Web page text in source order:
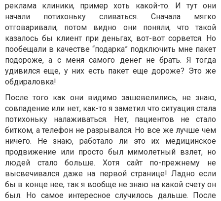
реклама клиники, пример хоть какой-то. И тут они
начали потихоньку сливаться. Сначала мягко
отговаривали, потом видно они поняли, что такой
казалось бы клиент при деньгах, вот-вот сорвется. Но
пообещали в качестве “подарка” подключить мне пакет
подороже, а с меня самого денег не брать. Я тогда
удивился еще, у них есть пакет еще дороже? Это же
обдираловка!
После того как они видимо зашевелились, не знаю,
совпадение или нет, как-то я заметил что ситуация стала
потихоньку налаживаться. Нет, пациентов не стало
битком, а телефон не разрывался. Но все же лучше чем
ничего. Не знаю, работало ли это их медицинское
продвижение или просто был мимолетный взлет, но
людей стало больше. Хотя сайт по-прежнему не
высвечивался даже на первой странице! Ладно если
бы в конце нее, так я вообще не знаю на какой счету он
был. Но самое интересное случилось дальше. После